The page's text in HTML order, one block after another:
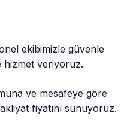
ekibimizle güvenle
hizmet veriyoruz.
ve mesafeye göre
fiyatını sunuyoruz.